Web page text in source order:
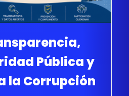
Pública y
la Corrupción